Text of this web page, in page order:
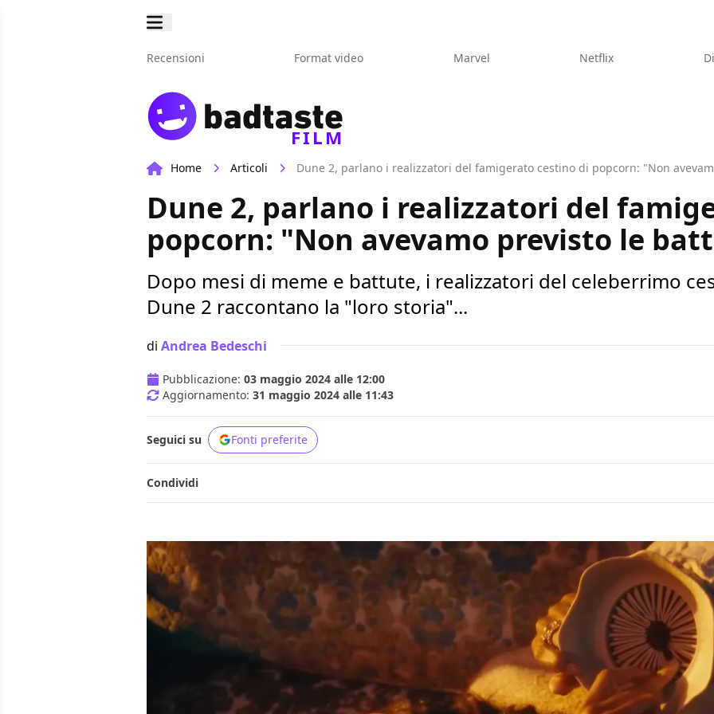
Recensioni Format video Marvel Netflix
FILM
Home Articoli Dune 2, parlano i realizzatori del famigerato cestino di popcorn: "Non
Dune 2, parlano i realizzatori del
popcorn: "Non avevamo previsto le
Dopo mesi di meme e battute, i realizzatori del celeberrimo
Dune 2 raccontano la "loro storia"...
di Andrea Bedeschi
Pubblicazione: 03 maggio 2024 alle 12:00
Aggiornamento: 31 maggio 2024 alle 11:43
Seguici su Fonti preferite
Condividi